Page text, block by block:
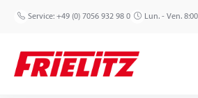
to main content
Skip to search
Skip to main navigation
Service: +49 (0) 7056 932 98 0 Lun. - Ven.